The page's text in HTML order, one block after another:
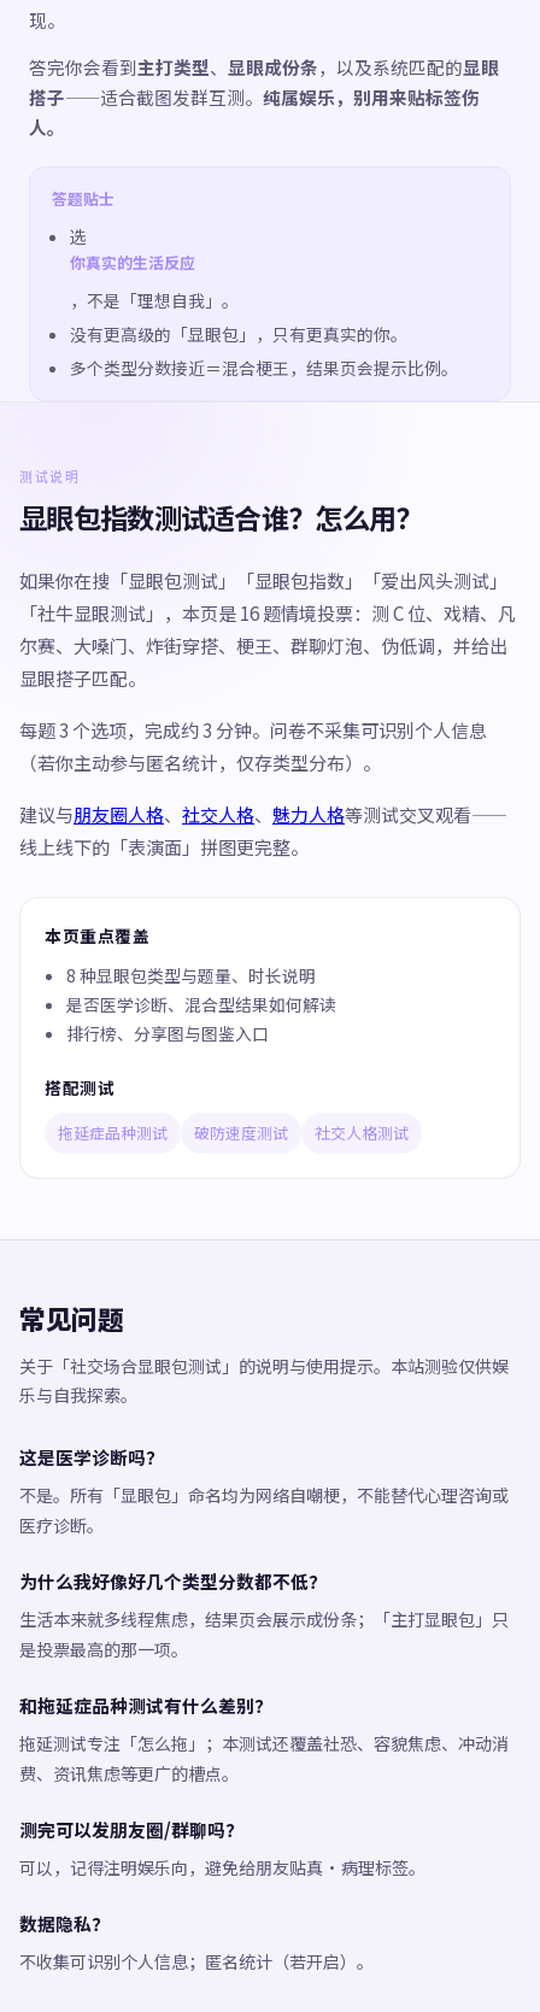
现。
答完你会看到主打类型、 显眼成份条，以及系统匹配的显眼
搭子——适合截图发群互测。 纯属娱乐，别用来贴标签伤
人。
答题贴士
选
你真实的生活反应
，不是「理想自我」。
没有更高级的「显眼包」，只有更真实的你。
多个类型分数接近＝混合梗王，结果页会提示比例。
测试说明
显眼包指数测试适合谁？怎么用？
如果你在搜「显眼包测试」「显眼包指数」「爱出风头测试」
「社牛显眼测试」，本页是 16 题情境投票：测 C 位、戏精、凡
尔赛、大嗓门、炸街穿搭、梗王、群聊灯泡、伪低调，并给出
显眼搭子匹配。
每题 3 个选项，完成约 3 分钟。问卷不采集可识别个人信息
（若你主动参与匿名统计，仅存类型分布）。
建议与朋友圈人格、 社交人格、 魅力人格等测试交叉观看——
线上线下的「表演面」拼图更完整。
本页重点覆盖
8 种显眼包类型与题量、时长说明
是否医学诊断、混合型结果如何解读
排行榜、分享图与图鉴入口
搭配测试
拖延症品种测试 破防速度测试 社交人格测试
常见问题
关于「社交场合显眼包测试」的说明与使用提示。本站测验仅供娱
乐与自我探索。
这是医学诊断吗？
不是。所有「显眼包」命名均为网络自嘲梗，不能替代心理咨询或
医疗诊断。
为什么我好像好几个类型分数都不低？
生活本来就多线程焦虑，结果页会展示成份条；「主打显眼包」只
是投票最高的那一项。
和拖延症品种测试有什么差别？
拖延测试专注「怎么拖」；本测试还覆盖社恐、容貌焦虑、冲动消
费、资讯焦虑等更广的槽点。
测完可以发朋友圈/群聊吗？
可以，记得注明娱乐向，避免给朋友贴真·病理标签。
数据隐私？
不收集可识别个人信息；匿名统计（若开启）。